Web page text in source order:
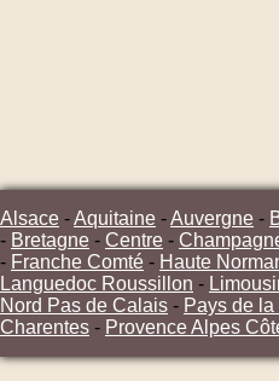
Alsace -Aquitaine -Auvergne -
- Bretagne - Centre -
- Franche Comté - Haute
Languedoc Roussillon -
Nord Pas de Calais - Pays de la
Charentes - Provence Alpes